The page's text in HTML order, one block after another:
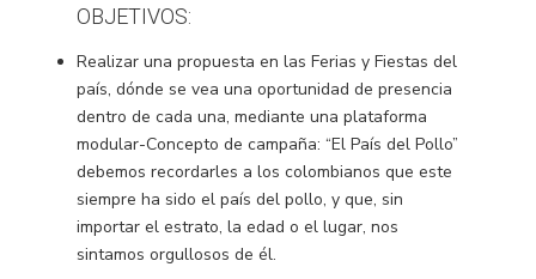
OBJETIVOS:
Realizar una propuesta en las Ferias y Fiestas del
país, dónde se vea una oportunidad de presencia
dentro de cada una, mediante una plataforma
modular-Concepto de campaña: “El País del Pollo”
debemos recordarles a los colombianos que este
siempre ha sido el país del pollo, y que, sin
importar el estrato, la edad o el lugar, nos
sintamos orgullosos de él.